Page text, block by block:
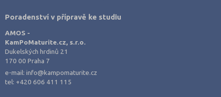
Poradenství v přípravě ke studiu
AMOS -
KamPoMaturite.cz, s.r.o.
Dukelských hrdinů 21
170 00 Praha 7
e-mail:info@kampomaturite.cz
tel: +420 606 411 115